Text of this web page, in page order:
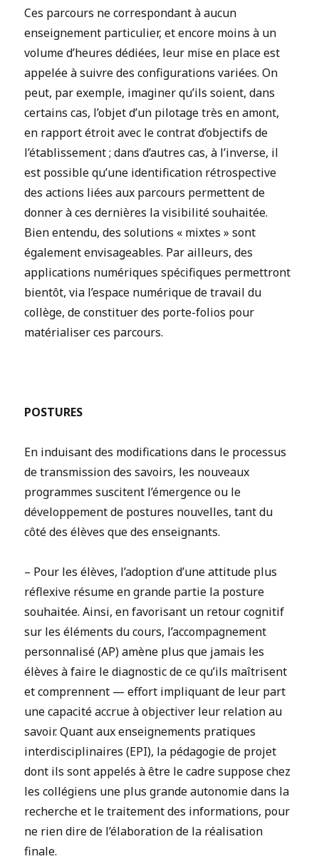
Ces parcours ne correspondant à aucun
enseignement particulier, et encore moins à un
volume d’heures dédiées, leur mise en place est
appelée à suivre des configurations variées. On
peut, par exemple, imaginer qu’ils soient, dans
certains cas, l’objet d’un pilotage très en amont,
en rapport étroit avec le contrat d’objectifs de
l’établissement ; dans d’autres cas, à l’inverse, il
est possible qu’une identification rétrospective
des actions liées aux parcours permettent de
donner à ces dernières la visibilité souhaitée.
Bien entendu, des solutions « mixtes » sont
également envisageables. Par ailleurs, des
applications numériques spécifiques permettront
bientôt, via l’espace numérique de travail du
collège, de constituer des porte-folios pour
matérialiser ces parcours.
POSTURES
En induisant des modifications dans le processus
de transmission des savoirs, les nouveaux
programmes suscitent l’émergence ou le
développement de postures nouvelles, tant du
côté des élèves que des enseignants.
– Pour les élèves, l’adoption d’une attitude plus
réflexive résume en grande partie la posture
souhaitée. Ainsi, en favorisant un retour cognitif
sur les éléments du cours, l’accompagnement
personnalisé (AP) amène plus que jamais les
élèves à faire le diagnostic de ce qu’ils maîtrisent
et comprennent — effort impliquant de leur part
une capacité accrue à objectiver leur relation au
savoir. Quant aux enseignements pratiques
interdisciplinaires (EPI), la pédagogie de projet
dont ils sont appelés à être le cadre suppose chez
les collégiens une plus grande autonomie dans la
recherche et le traitement des informations, pour
ne rien dire de l’élaboration de la réalisation
finale.